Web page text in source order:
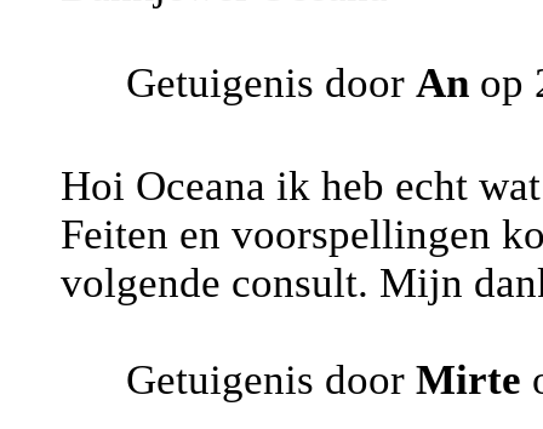
Getuigenis door An op
Hoi Oceana ik heb echt
Feiten en voorspellingen
volgende consult. Mijn
Getuigenis door Mirte